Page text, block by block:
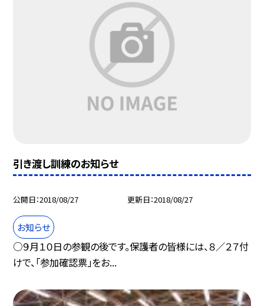
引き渡し訓練のお知らせ
公開日 2018/08/27 更新日 2018/08/27
お知らせ
○９月１０日の参観の後です。保護者の皆様には、８／２７付
けで、「参加確認票」をお...